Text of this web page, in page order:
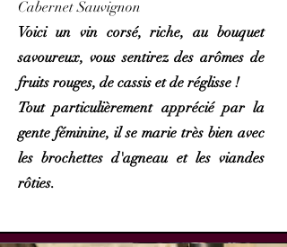
Cabernet Sauvignon
Voici un vin corsé, riche, au bouquet
savoureux, vous sentirez des arômes de
fruits rouges, de cassis et de réglisse !
Tout particulièrement appréciépar la
gente féminine, il se marie très bien avec
les brochettes d'agneau et les viandes
rôties.